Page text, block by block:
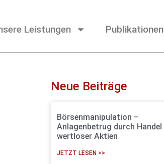
Leistungen Publikationen
Neue Beiträge
Börsenmanipulation –
Anlagenbetrug durch Handel
wertloser Aktien
JETZT LESEN >>